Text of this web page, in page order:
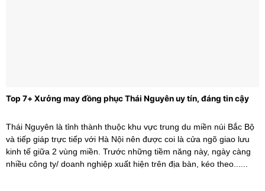
Top 7+ Xưởng may đồng phục Thái Nguyên uy tín, đáng tin cậy
Thái Nguyên là tỉnh thành thuộc khu vực trung du miền núi Bắc Bộ
và tiếp giáp trực tiếp với Hà Nội nên được coi là cửa ngõ giao lưu
kinh tế giữa 2 vùng miền. Trước những tiềm năng này, ngày càng
nhiều công ty/ doanh nghiệp xuất hiện trên địa bàn, kéo theo......